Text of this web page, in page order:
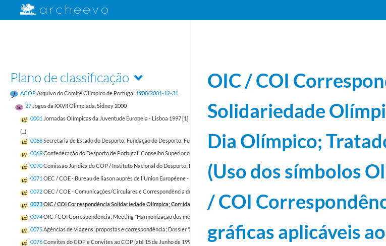
Plano de classificação
ACOPArquivo do Comité Olímpico de Portugal 1908/2001-12-31
27 Jogos da XXVII Olimpíada, Sidney 2000
0001 Jornadas Olímpicas da Juventude Europeia - Lisboa 1997 [1] 1995-08-01/1996-07-23
(...)
0068Secretaria de Estado do Desporto; Fundação do Desporto; Fundação das Universidades Portuguesas; Comissão "Desporto século XXI";
0069Confederação do Desporto de Portugal; Conselho Superior do Desporto; Relações com o Governo
1997-07-15/1999-12-10
0070Comissão Jurídica do COP / Instituto Nacional do Desporto: Processo de inquérito à Federação Portuguesa de Jet-Ski (AUTOS)
1998-02-05/
0071 OEC / COE - Bureau de liason auprés de l'Union Européene - Rapports Relatórios / Boletins do Secretariado do COE (Comités Olímpicos
0072OEC / COE - Comunicações/Circulares e Correspondência do OEC/ COE (Comités Olímpicos Europeus)
0073OIC / COI Correspondência Solidariedade Olímpica; Corrida do Dia Olímpico; Tratado de Nairobi (Uso dos símbolos Olimpicos); OIC /
0074OIC / COI Correspondência: Meeting "Harmonização dos métodos de medidas anti-dopagem" (Bruxelas, Novembro 1998) - Projeto conjunto
0075Agências de Viagens: propostas e correspondência; Dossier "Agências de viagens da CDP (Confederação do Desporto de Portugal)1997-04-
0076Convites do COP e Convites ao COP (até 15 de Junho de 1998)
1997-04-17/1998-06-15
OIC / COI
Solidariedade
Dia Olímpico;
(Uso dos símbolos
/ COI
gráficas aplicáveis